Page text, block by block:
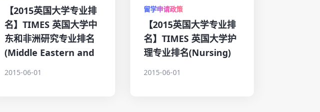
【2015英国大学专业排
名】TIMES 英国大学中
东和非洲研究专业排名
(Middle Eastern and
2015-06-01
留学申请政策
【2015英国大学专业排
名】TIMES 英国大学护
理专业排名(Nursing)
2015-06-01